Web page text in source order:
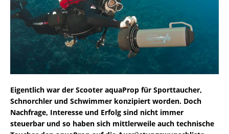
Eigentlich war der Scooter aquaProp für Sporttaucher,
Schnorchler und Schwimmer konzipiert worden. Doch
Nachfrage, Interesse und Erfolg sind nicht immer
steuerbar und so haben sich mittlerweile auch technische